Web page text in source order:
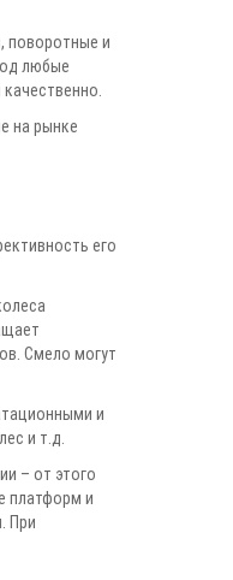
поворотные и
любые
на рынке
его
Смело могут
и
и т.д.
– от этого
платформ и
При